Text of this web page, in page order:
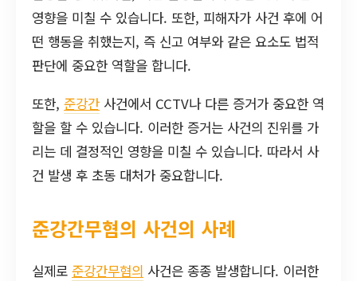
영향을 미칠 수 있습니다. 또한, 피해자가 사건 후에 어
떤 행동을 취했는지, 즉 신고 여부와 같은 요소도 법적
판단에 중요한 역할을 합니다.
또한, 준강간 사건에서 CCTV나 다른 증거가 중요한 역
할을 할 수 있습니다. 이러한 증거는 사건의 진위를 가
리는 데 결정적인 영향을 미칠 수 있습니다. 따라서 사
건 발생 후 초동 대처가 중요합니다.
준강간무혐의 사건의 사례
실제로 준강간무혐의 사건은 종종 발생합니다. 이러한